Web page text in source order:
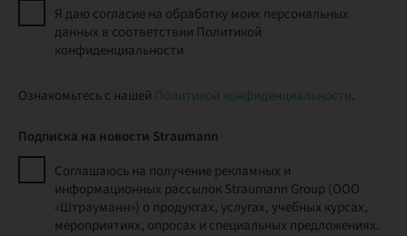
Я даю согласие на обработку моих персональных
данных в соответствии Политикой
конфиденциальности
Ознакомьтесь с нашей Политикой конфиденциальности.
Подписка на новости Straumann
Соглашаюсь на получение рекламных и
информационных рассылок Straumann Group (ООО
«Штрауманн») о продуктах, услугах, учебных курсах,
мероприятиях, опросах и специальных предложениях.